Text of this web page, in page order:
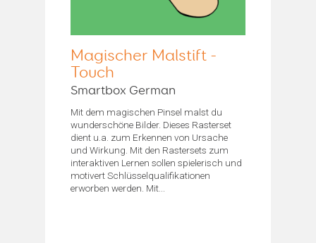
Magischer Malstift -
Touch
Smartbox German
Mit dem magischen Pinsel malst du
wunderschöne Bilder. Dieses Rasterset
dient u.a. zum Erkennen von Ursache
und Wirkung. Mit den Rastersets zum
interaktiven Lernen sollen spielerisch und
motivert Schlüsselqualifikationen
erworben werden. Mit...